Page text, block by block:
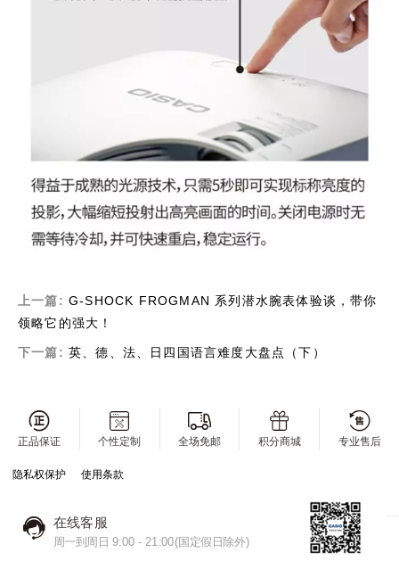
上一篇: G-SHOCK FROGMAN 系列潜水腕表体验谈，带你
领略它的强大！
下一篇: 英、德、法、日四国语言难度大盘点（下）
正品保证 个性定制 全场免邮 积分商城 专业售后
隐私权保护 使用条款
在线客服
周一到周日 9:00 - 21:00(国定假日除外)